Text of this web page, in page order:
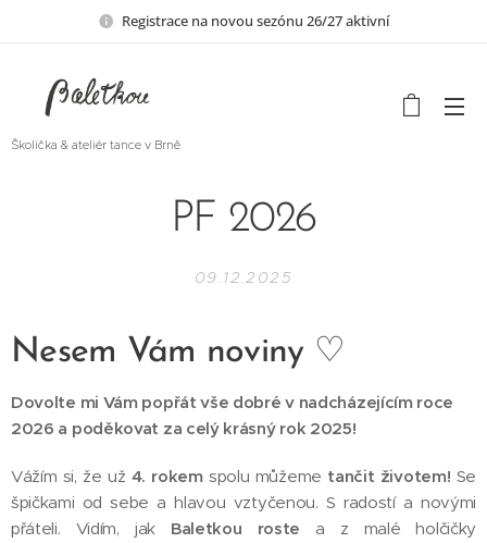
Registrace na novou sezónu 26/27 aktivní
Školička & ateliér tance v Brně
PF 2026
09.12.2025
Nesem Vám noviny ♡
Dovolte mi Vám popřát vše dobré v nadcházejícím roce
2026 a poděkovat za celý krásný rok 2025!
Vážím si, že už 4. rokemspolu můžeme tančit životem! Se
špičkami od sebe a hlavou vztyčenou. S radostí a novými
přáteli. Vidím, jak Baletkou roste a z malé holčičky